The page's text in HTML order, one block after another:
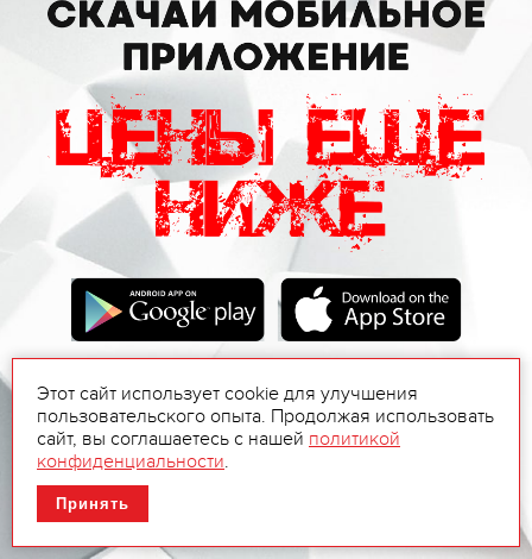
Этот сайт использует cookie для улучшения
пользовательского опыта. Продолжая использовать
сайт, вы соглашаетесь с нашей политикой
конфиденциальности.
Принять